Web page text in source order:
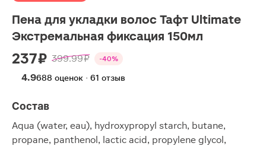
Пена для укладки волос Тафт Ultimate
Экстремальная фиксация 150мл
237 ₽ 399.99 ₽ -40%
4.9688 оценок · 61 отзыв
Состав
Aqua (water, eau), hydroxypropyl starch, butane,
propane, panthenol, lactic acid, propylene glycol,